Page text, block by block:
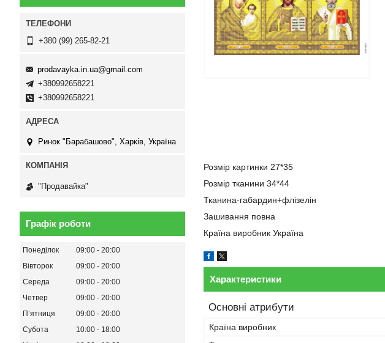
Розмір картинки 27*35
Розмір тканини 34*44
Тканина-габардин+флізелін
Зашивання повна
Країна виробник Україна
Характеристики
Основні атрибути
Країна виробник
+380 (99) 265-82-21
prodavayka.in.ua@gmail.com
+380992658221
+380992658221
Ринок "Барабашово", Харків, Україна
"Продавайка"
Графік роботи
Понеділок 09:00
20:00
Вівторок
09:00
20:00
Середа
09:00
20:00
Четвер
09:00
20:00
Пʼятниця
09:00
20:00
Субота
10:00
18:00